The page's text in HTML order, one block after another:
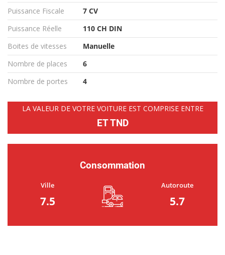
Puissance Fiscale
7 CV
Puissance Réelle
110 CH DIN
Boites de vitesses
Manuelle
Nombre de places
6
Nombre de portes
4
LA VALEUR DE VOTRE VOITURE EST COMPRISE ENTRE
ET TND
Consommation
Ville
7.5
Autoroute
5.7